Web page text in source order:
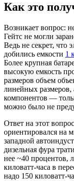
Как это
Возникает вопрос:
Гейтс не могли
Ведь не секрет, что
добились емкости 1
Более крупная
высокую емкость
размеров объем
линейных размеров,
компонентов —
можно было не
Ответ на этот
ориентировался на
западной
дизельная фура
нее ~40 процентов,
киловатт-часа в
надо 150 киловатт-